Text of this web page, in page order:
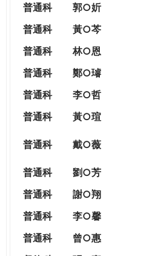
普通科
郭○妡
普通科
黃○芩
普通科
林○恩
普通科
鄭○璿
普通科
李○哲
普通科
黃○瑄
普通科 戴○薇
普通科 劉○芳
普通科
謝○翔
普通科
李○馨
普通科
曾○惠